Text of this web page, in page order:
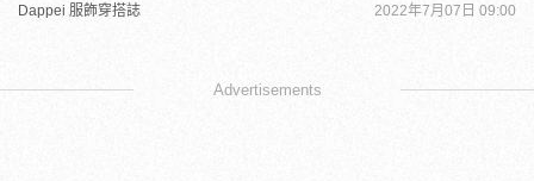
Dappei 服飾穿搭誌 2022年7月07日 09:00
Advertisements